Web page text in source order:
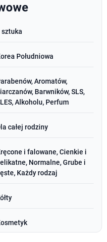
sztuka
Południowa
Aromatów,
Barwników, SLS,
Alkoholu, Perfum
całej rodziny
i falowane, Cienkie i
Normalne, Grube i
Każdy rodzaj